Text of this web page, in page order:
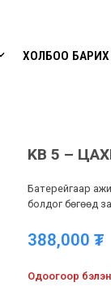
ХОЛБОО БАРИХ
KB 5 –
Батерейгаар
болдог бөгөөд
388,000 ₮
Одоогоор бэлэн